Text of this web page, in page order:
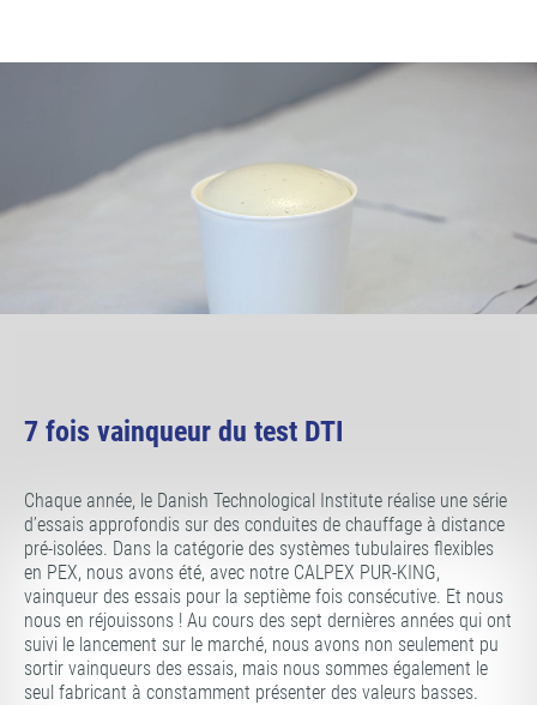
7 fois vainqueur du test DTI
Chaque année, le Danish Technological Institute réalise une série
d’essais approfondis sur des conduites de chauffage à distance
pré-isolées. Dans la catégorie des systèmes tubulaires flexibles
en PEX, nous avons été, avec notre CALPEX PUR-KING,
vainqueur des essais pour la septième fois consécutive. Et nous
nous en réjouissons ! Au cours des sept dernières années qui ont
suivi le lancement sur le marché, nous avons non seulement pu
sortir vainqueurs des essais, mais nous sommes également le
seul fabricant à constamment présenter des valeurs basses.